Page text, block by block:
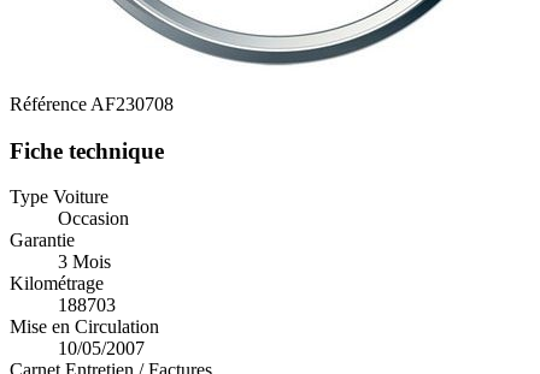
Référence AF230708
Fiche technique
Type Voiture
Occasion
Garantie
3 Mois
Kilométrage
188703
Mise en Circulation
10/05/2007